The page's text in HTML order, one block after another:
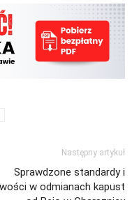
Następny artykuł
Sprawdzone standardy i
w odmianach kapust